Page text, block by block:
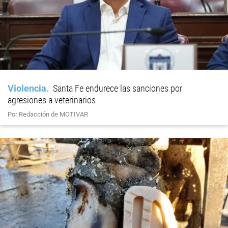
Violencia
Santa Fe endurece las sanciones por
agresiones a veterinarios
Por Redacción de MOTIVAR